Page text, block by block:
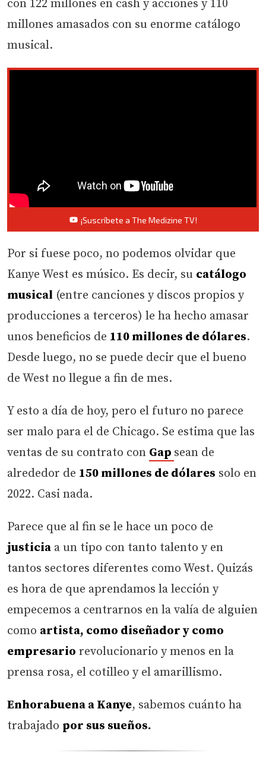
con 122 millones en cash y acciones y 110
millones amasados con su enorme catálogo
musical.
¡Suscríbete a The Medizine TV!
Por si fuese poco, no podemos olvidar que
Kanye West es músico. Es decir, su catálogo
musical (entre canciones y discos propios y
producciones a terceros) le ha hecho amasar
unos beneficios de 110 millones de dólares.
Desde luego, no se puede decir que el bueno
de West no llegue a fin de mes.
Y esto a día de hoy, pero el futuro no parece
ser malo para el de Chicago. Se estima que las
ventas de su contrato con Gap sean de
alrededor de 150 millones de dólares solo en
2022. Casi nada.
Parece que al fin se le hace un poco de
justicia a un tipo con tanto talento y en
tantos sectores diferentes como West. Quizás
es hora de que aprendamos la lección y
empecemos a centrarnos en la valía de alguien
como artista, como diseñador y como
empresario revolucionario y menos en la
prensa rosa, el cotilleo y el amarillismo.
Enhorabuena a Kanye, sabemos cuánto ha
trabajado por sus sueños.